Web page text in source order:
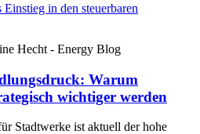
in den steuerbaren
Hecht - Energy Blog
Warum
wichtiger werden
Stadtwerke ist aktuell der hohe